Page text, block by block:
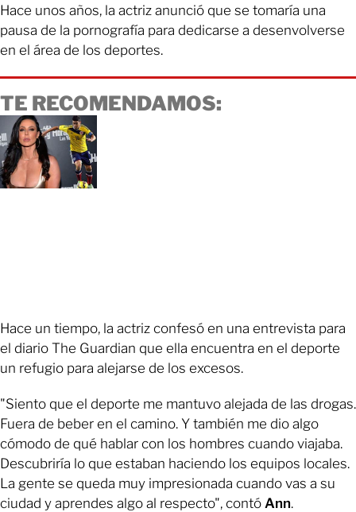
Hace unos años, la actriz anunció que se tomaría una
pausa de la pornografía para dedicarse a desenvolverse
en el área de los deportes.
TE RECOMENDAMOS:
Hace un tiempo, la actriz confesó en una entrevista para
el diario The Guardian que ella encuentra en el deporte
un refugio para alejarse de los excesos.
"Siento que el deporte me mantuvo alejada de las drogas.
Fuera de beber en el camino. Y también me dio algo
cómodo de qué hablar con los hombres cuando viajaba.
Descubriría lo que estaban haciendo los equipos locales.
La gente se queda muy impresionada cuando vas a su
ciudad y aprendes algo al respecto", contó Ann.